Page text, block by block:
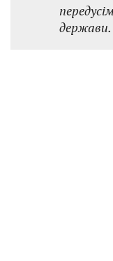
держави.